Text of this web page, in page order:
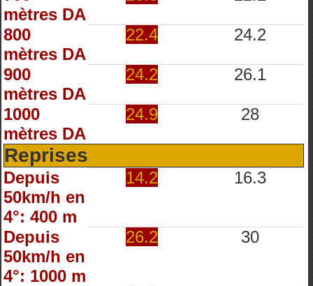
mètres DA
800
mètres DA
22.4 24.2
900
mètres DA
24.2 26.1
1000
mètres DA
24.9 28
Reprises
Depuis
50km/h en
4°: 400 m
14.2 16.3
Depuis
50km/h en
4°: 1000 m
26.2 30